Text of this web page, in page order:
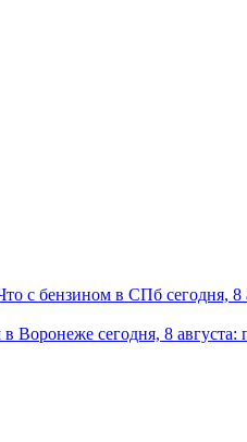
с бензином в СПб сегодня, 8
Воронеже сегодня, 8